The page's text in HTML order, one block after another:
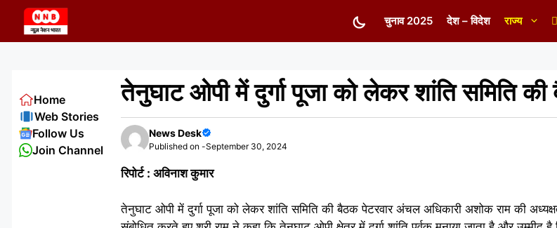
content
चुनाव 2025 देश – विदेश राज्य
तेनुघाट ओपी में दुर्गा पूजा को लेकर शांति समिति
News Desk
Published on -September 30, 2024
रिपोर्ट : अविनाश कुमार
तेनुघाट ओपी में दुर्गा पूजा को लेकर शांति समिति की बैठक पेटरवार अंचल अधिकारी अशोक राम की
Home
Web Stories
Follow Us
Join Channel